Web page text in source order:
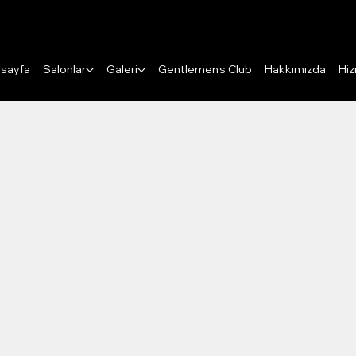
Salonlar Galeri Gentlemen's Club Hakkımızda